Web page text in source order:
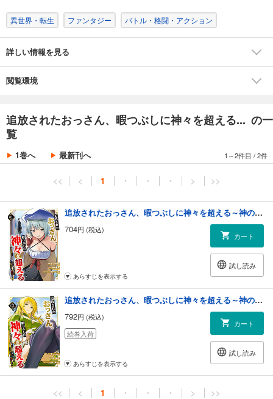
神の加護を仲間の少女達に譲っていたら最強パーティが爆誕した件～」
の電子単行本版です】
「追放されたおっさん、暇つぶしに神々を超える～神の加護を仲間の少
女達に譲っていたら最強パーティが爆誕した件～」第1話～第5話
異世界・転生 ファンタジー バトル・格闘・アクション
詳しい情報を見る
閲覧環境
追放されたおっさん、暇つぶしに神々を超える... の一
覧
1巻へ 最新刊へ 1～2件目 /2件
<< < 1 ・ ・ ・ > >>
追放されたおっさん、暇つぶしに神々を超える～神の加護を仲間の少女達に譲っていたら最強パーティが爆誕した件～【電子単行本版】１
704円 (税込)
カート
試し読み
あらすじを表示する
追放されたおっさん、暇つぶしに神々を超える～神の加護を仲間の少女達に譲っていたら最強パーティが爆誕した件～【電子単行本版】２
792円 (税込)
続巻入荷
カート
試し読み
あらすじを表示する
<< < 1 ・ ・ ・ > >>